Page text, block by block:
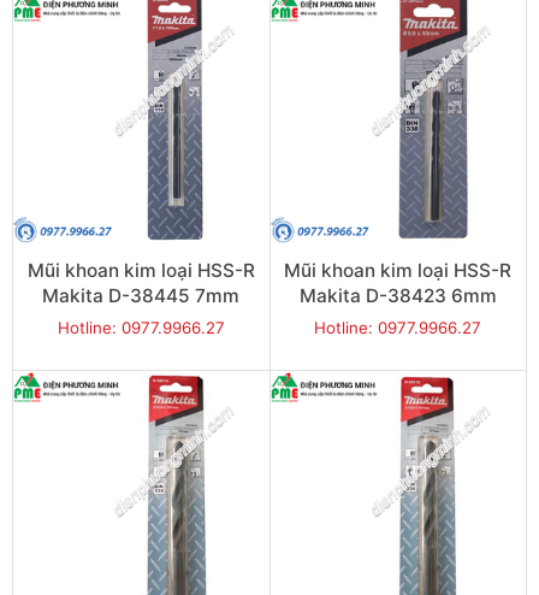
Mũi khoan kim loại HSS-R
Makita D-38445 7mm
Hotline: 0977.9966.27
Mũi khoan kim loại HSS-R
Makita D-38423 6mm
Hotline: 0977.9966.27